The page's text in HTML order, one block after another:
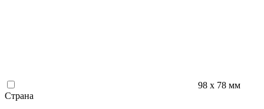
98 х 78 мм
Страна